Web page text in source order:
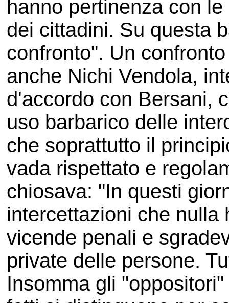
hanno pertinenza con
dei cittadini. Su questa
confronto". Un
anche Nichi Vendola,
d'accordo con Bersani,
uso barbarico delle
che soprattutto il
vada rispettato e
chiosava: "In questi
intercettazioni che nulla
vicende penali e
private delle persone.
Insomma gli